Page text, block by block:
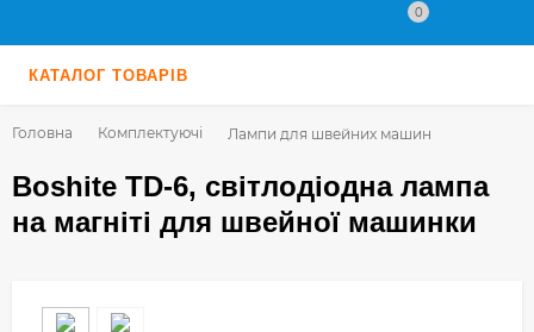
0
КАТАЛОГ ТОВАРІВ
Головна Комплектуючі Лампи для швейних машин
Boshite TD-6, світлодіодна лампа
на магніті для швейної машинки